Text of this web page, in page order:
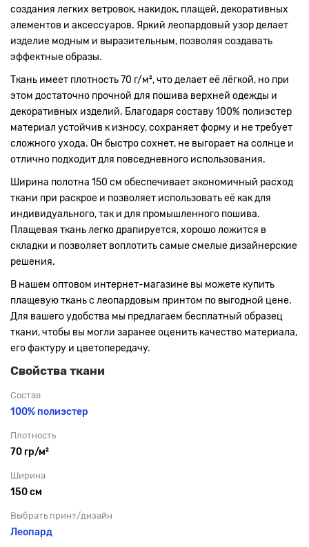
создания легких ветровок, накидок, плащей, декоративных
элементов и аксессуаров. Яркий леопардовый узор делает
изделие модным и выразительным, позволяя создавать
эффектные образы.
Ткань имеет плотность 70 г/м², что делает её лёгкой, но при
этом достаточно прочной для пошива верхней одежды и
декоративных изделий. Благодаря составу 100% полиэстер
материал устойчив к износу, сохраняет форму и не требует
сложного ухода. Он быстро сохнет, не выгорает на солнце и
отлично подходит для повседневного использования.
Ширина полотна 150 см обеспечивает экономичный расход
ткани при раскрое и позволяет использовать её как для
индивидуального, так и для промышленного пошива.
Плащевая ткань легко драпируется, хорошо ложится в
складки и позволяет воплотить самые смелые дизайнерские
решения.
В нашем оптовом интернет-магазине вы можете купить
плащевую ткань с леопардовым принтом по выгодной цене.
Для вашего удобства мы предлагаем бесплатный образец
ткани, чтобы вы могли заранее оценить качество материала,
его фактуру и цветопередачу.
Свойства ткани
Состав
100% полиэстер
Плотность
70 гр/м²
Ширина
150 см
Выбрать принт/дизайн
Леопард